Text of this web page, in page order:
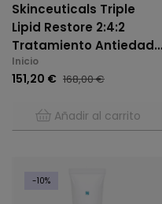
Skinceuticals Triple
Lipid Restore 2:4:2
Tratamiento Antiedad
50 Ml
Inicio
151,20 € 168,00 €
Añadir al carrito
-10%